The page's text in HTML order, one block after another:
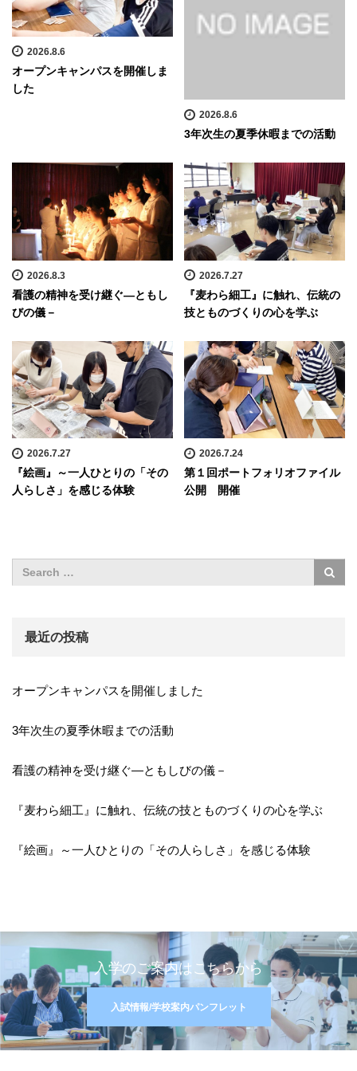
2026.8.6
オープンキャンパスを開催しま
した
2026.8.6
3年次生の夏季休暇までの活動
2026.8.3
看護の精神を受け継ぐ―ともし
びの儀－
2026.7.27
『麦わら細工』に触れ、伝統の
技とものづくりの心を学ぶ
2026.7.27
『絵画』～一人ひとりの「その
人らしさ」を感じる体験
2026.7.24
第１回ポートフォリオファイル
公開 開催
最近の投稿
オープンキャンパスを開催しました
3年次生の夏季休暇までの活動
看護の精神を受け継ぐ―ともしびの儀－
『麦わら細工』に触れ、伝統の技とものづくりの心を学ぶ
『絵画』～一人ひとりの「その人らしさ」を感じる体験
入学のご案内はこちらから
入試情報/学校案内パンフレット